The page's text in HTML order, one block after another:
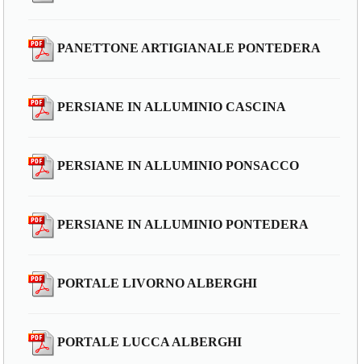
PANETTONE ARTIGIANALE PONTEDERA
PERSIANE IN ALLUMINIO CASCINA
PERSIANE IN ALLUMINIO PONSACCO
PERSIANE IN ALLUMINIO PONTEDERA
PORTALE LIVORNO ALBERGHI
PORTALE LUCCA ALBERGHI